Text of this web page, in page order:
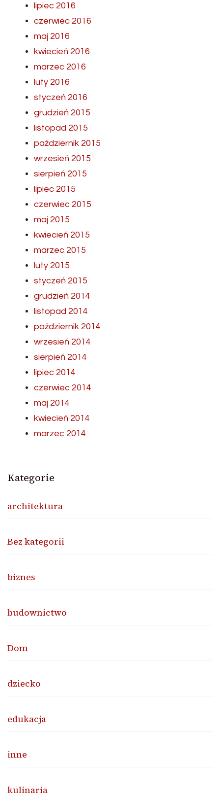
lipiec 2016
czerwiec 2016
maj 2016
kwiecień 2016
marzec 2016
luty 2016
styczeń 2016
grudzień 2015
listopad 2015
październik 2015
wrzesień 2015
sierpień 2015
lipiec 2015
czerwiec 2015
maj 2015
kwiecień 2015
marzec 2015
luty 2015
styczeń 2015
grudzień 2014
listopad 2014
październik 2014
wrzesień 2014
sierpień 2014
lipiec 2014
czerwiec 2014
maj 2014
kwiecień 2014
marzec 2014
Kategorie
architektura
Bez kategorii
biznes
budownictwo
Dom
dziecko
edukacja
inne
kulinaria